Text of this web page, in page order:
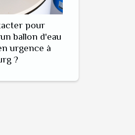
pour
ballon d'eau
urgence à
?